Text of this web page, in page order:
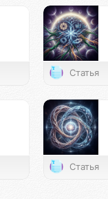
Статья
Статья